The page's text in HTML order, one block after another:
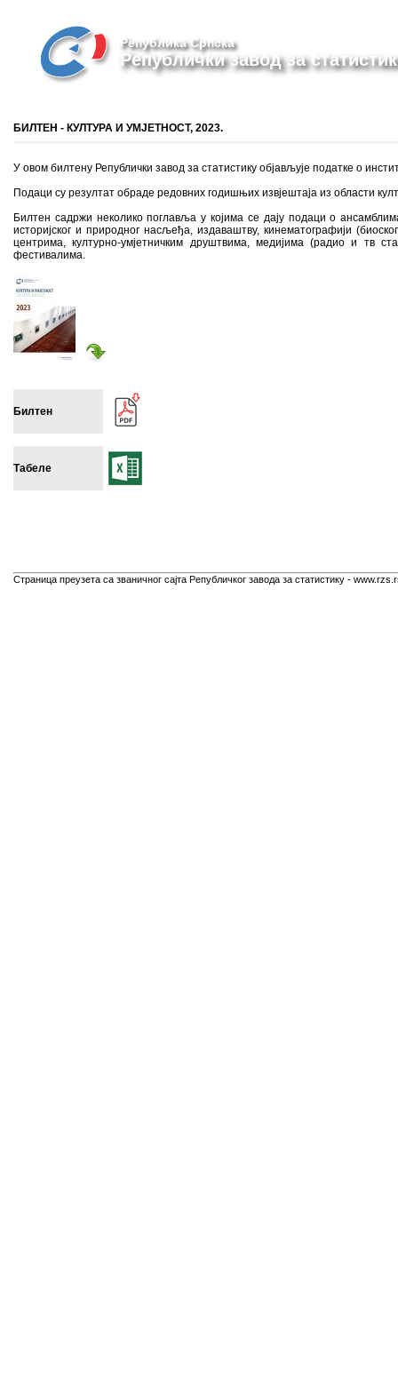
Република Српска
Републички завод за
БИЛТЕН - КУЛТУРА И УМЈЕТНОСТ, 2023.
У овом билтену Републички завод за статистику објављује податке о
Подаци су резултат обраде редовних годишњих извјештаја из области
Билтен садржи неколико поглавља у којима се дају подаци о
историјског и природног насљеђа, издаваштву, кинематографији
центрима, културно-умјетничким друштвима, медијима (радио и тв
фестивалима.
Билтен
Табеле
Страница преузета са званичног сајта Републичког завода за статистику -